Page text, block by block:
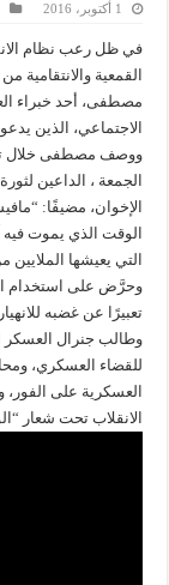
1 أكتوبر، 2016
في ظل رعب نظام
القمعية والانتقامية
مصطفى، أحد خبراء
الاجتماعي، الذين
ووصف مصطفى خلال
الجمعة ، الداعين
الإخوان، مضيفًا:
الوقت الذي يموت فيه
التي يعيشها
وحرَّض على استخدام
تعبيرًا عن غضبه
وطالب جنرال العسكر
للقضاء العسكري،
العسكرية على
الانقلاب تحت شعار